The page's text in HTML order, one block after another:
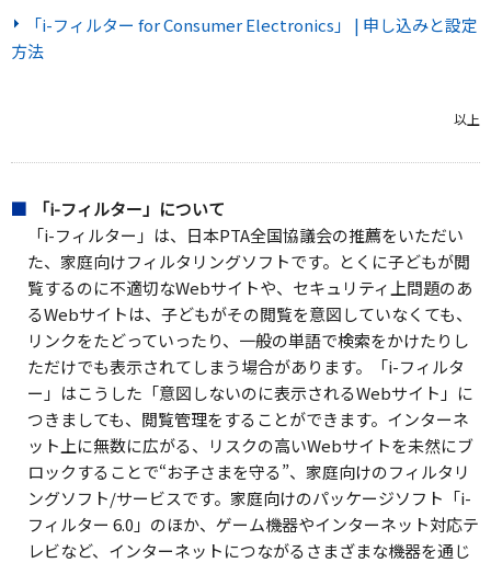
「i-フィルター for Consumer Electronics」 | 申し込みと設定
方法
以上
「i-フィルター」について
「i-フィルター」は、日本PTA全国協議会の推薦をいただい
た、家庭向けフィルタリングソフトです。とくに子どもが閲
覧するのに不適切なWebサイトや、セキュリティ上問題のあ
るWebサイトは、子どもがその閲覧を意図していなくても、
リンクをたどっていったり、一般の単語で検索をかけたりし
ただけでも表示されてしまう場合があります。「i-フィルタ
ー」はこうした「意図しないのに表示されるWebサイト」に
つきましても、閲覧管理をすることができます。インターネ
ット上に無数に広がる、リスクの高いWebサイトを未然にブ
ロックすることで“お子さまを守る”、家庭向けのフィルタリ
ングソフト/サービスです。家庭向けのパッケージソフト「i-
フィルター 6.0」のほか、ゲーム機器やインターネット対応テ
レビなど、インターネットにつながるさまざまな機器を通じ